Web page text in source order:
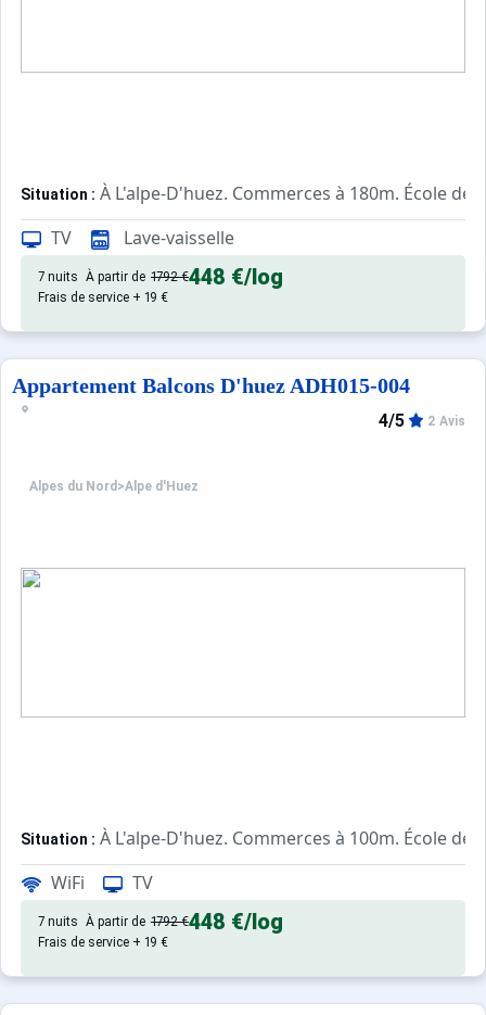
Situation : À L'alpe-D'huez. Commerces à 180m. École de
Appartement de particulier :Confortable et tout équipé.
TV Lave-vaisselle
7 nuits À partir de 1792 €448 €/log
Frais de service + 19 €
Appartement Balcons D'huez ADH015-004
Alpes du Nord >Alpe d'Huez
4/5 2 Avis
Situation : À L'alpe-D'huez. Commerces à 100m. École de
Appartement de particulier :Confortable et tout équipé.
WiFi TV
7 nuits À partir de 1792 €448 €/log
Frais de service + 19 €